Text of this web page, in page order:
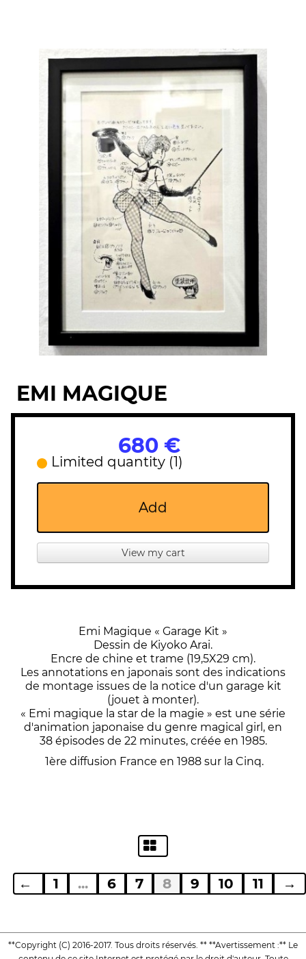
EMI MAGIQUE
680 €
Limited quantity (1)
Add
View my cart
Emi Magique « Garage Kit »
Dessin de Kiyoko Arai.
Encre de chine et trame (19,5X29 cm).
Les annotations en japonais sont des indications
de montage issues de la notice d'un garage kit
(jouet à monter).
« Emi magique la star de la magie » est une série
d'animation japonaise du genre magical girl, en
38 épisodes de 22 minutes, créée en 1985.
1ère diffusion France en 1988 sur la Cinq.
← 1 ... 6 7 8 9 10 11 →
**Copyright (C) 2016-2017. Tous droits réservés. ** **Avertissement :** Le